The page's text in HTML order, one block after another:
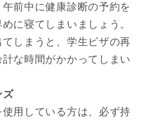
前中に健康診断の予約を
に寝てしまいましょう。
しまうと、学生ビザの再
な時間がかかってしまい
ズ
用している方は、必ず持